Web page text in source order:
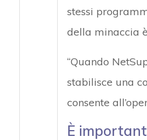
stessi
della minaccia
“Quando
stabilisce una
consente
È